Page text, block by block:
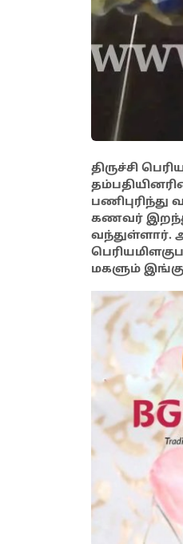
திருச்சி
கணவர் இறந்து
வந்துள்ளார்.
மகளும் இங்கு